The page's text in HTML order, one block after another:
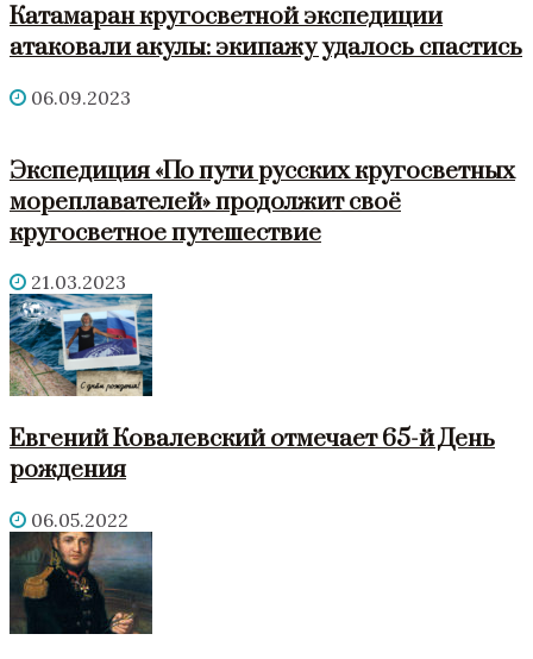
Катамаран кругосветной экспедиции
атаковали акулы: экипажу удалось спастись
06.09.2023
Экспедиция «По пути русских кругосветных
мореплавателей» продолжит своё
кругосветное путешествие
21.03.2023
Евгений Ковалевский отмечает 65-й День
рождения
06.05.2022